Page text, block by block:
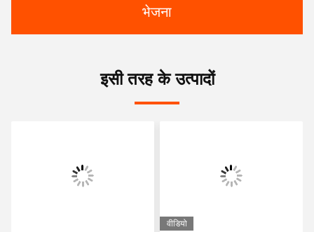
भेजना
इसी तरह के उत्पादों
वीडियो